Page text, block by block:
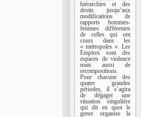
hiérarchies et des
droits jusqu’aux
modifications de
rapports hommes-
femmes différentes
de celles qui ont
cours dans les
« métropoles ». Les
Empires sont des
espaces de violence
mais aussi de
recompositions.
Pour chacune des
quatre grandes
périodes, il s’agira
de dégager une
situation singulière
qui dit en quoi le
genre organise la